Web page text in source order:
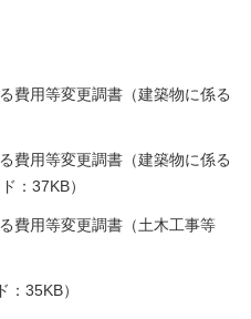
用等変更調書（建築物に係る
用等変更調書（建築物に係る
：37KB）
費用等変更調書（土木工事等
35KB）